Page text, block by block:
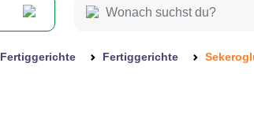
Fertiggerichte